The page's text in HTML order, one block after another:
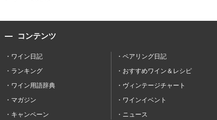
コンテンツ
ワイン日記
ペアリング日記
ランキング
おすすめワイン＆レシピ
ワイン用語辞典
ヴィンテージチャート
マガジン
ワインイベント
キャンペーン
ニュース